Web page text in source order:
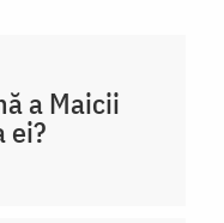
a Maicii
ei?